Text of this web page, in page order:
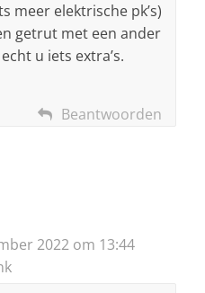
meer elektrische pk’s)
getrut met een ander
u iets extra’s.
Beantwoorden
2022 om 13:44